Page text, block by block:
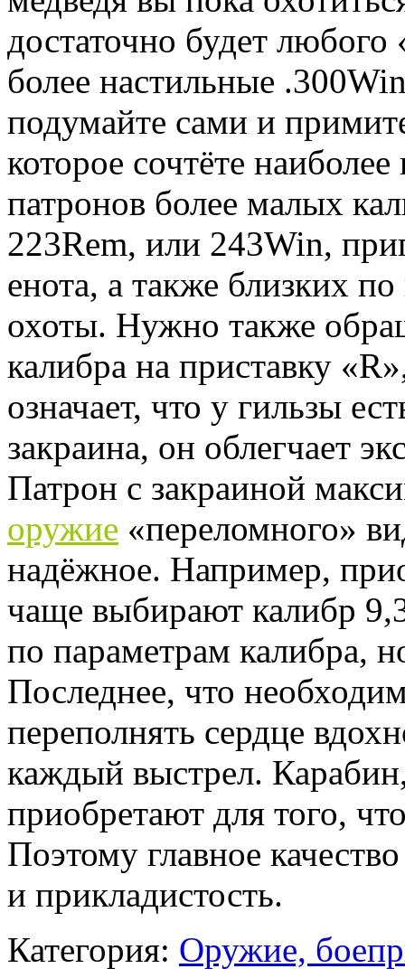
достаточно будет
более настильные
подумайте сами и
которое сочтёте
патронов более малых
223Rem, или 243Win,
енота, а также близких
охоты. Нужно также
калибра на приставку
означает, что у гильзы
закраина, он облегчает
Патрон с закраиной
оружие «переломного»
надёжное. Например,
чаще выбирают калибр
по параметрам калибра,
Последнее, что
переполнять сердце
каждый выстрел.
приобретают для того,
Поэтому главное
и прикладистость.
Категория: Оружие,